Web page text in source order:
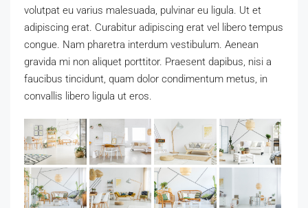
volutpat eu varius malesuada, pulvinar eu ligula. Ut et
adipiscing erat. Curabitur adipiscing erat vel libero tempus
congue. Nam pharetra interdum vestibulum. Aenean
gravida mi non aliquet porttitor. Praesent dapibus, nisi a
faucibus tincidunt, quam dolor condimentum metus, in
convallis libero ligula ut eros.